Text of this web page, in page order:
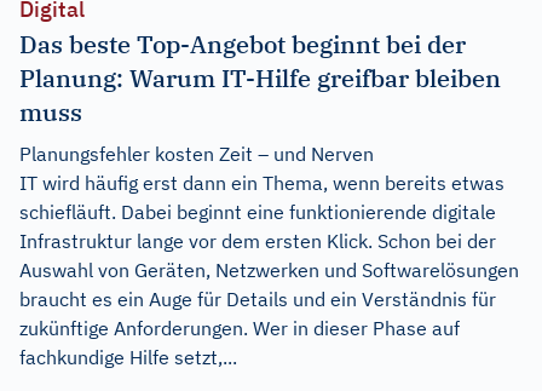
Digital
Das beste Top-Angebot beginnt bei der
Planung: Warum IT-Hilfe greifbar bleiben
muss
Planungsfehler kosten Zeit – und Nerven
IT wird häufig erst dann ein Thema, wenn bereits etwas
schiefläuft. Dabei beginnt eine funktionierende digitale
Infrastruktur lange vor dem ersten Klick. Schon bei der
Auswahl von Geräten, Netzwerken und Softwarelösungen
braucht es ein Auge für Details und ein Verständnis für
zukünftige Anforderungen. Wer in dieser Phase auf
fachkundige Hilfe setzt,...